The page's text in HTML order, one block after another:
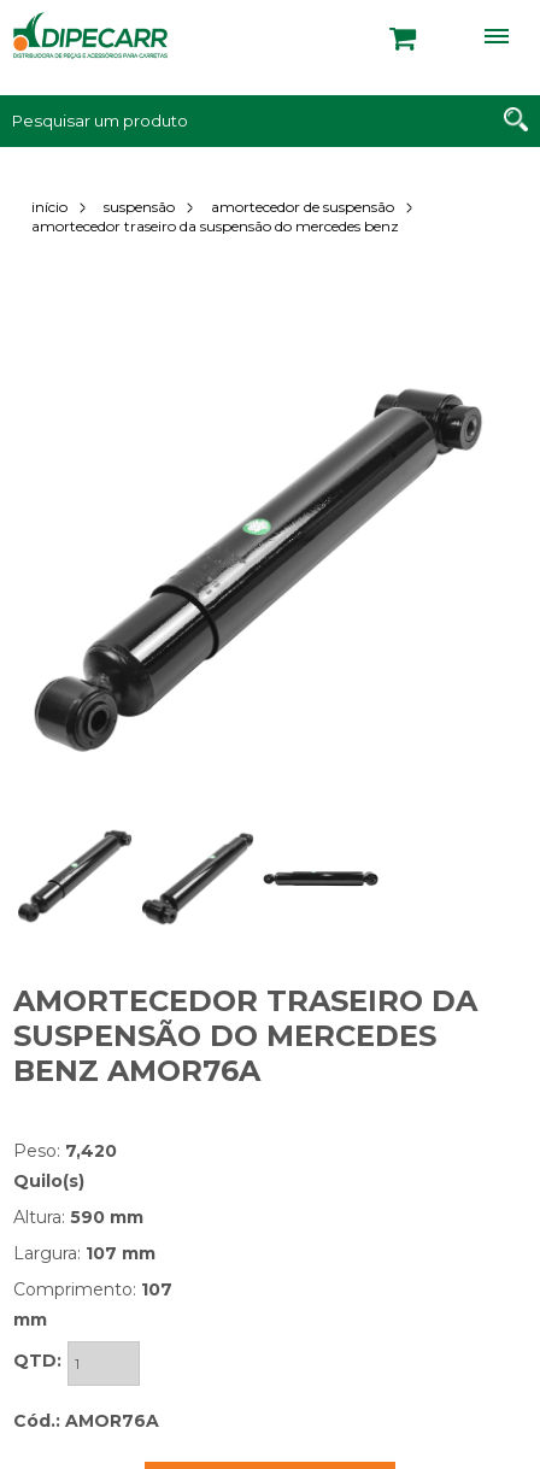
início suspensão
amortecedor de suspensão
amortecedor traseiro da suspensão do mercedes benz
AMORTECEDOR TRASEIRO DA
SUSPENSÃO DO MERCEDES
BENZ AMOR76A
Peso: 7,420
Quilo(s)
Altura:590 mm
Largura: 107 mm
Comprimento: 107
mm
QTD:
Cód.: AMOR76A